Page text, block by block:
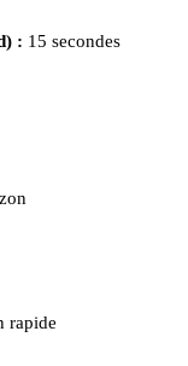
: 15 secondes
rapide